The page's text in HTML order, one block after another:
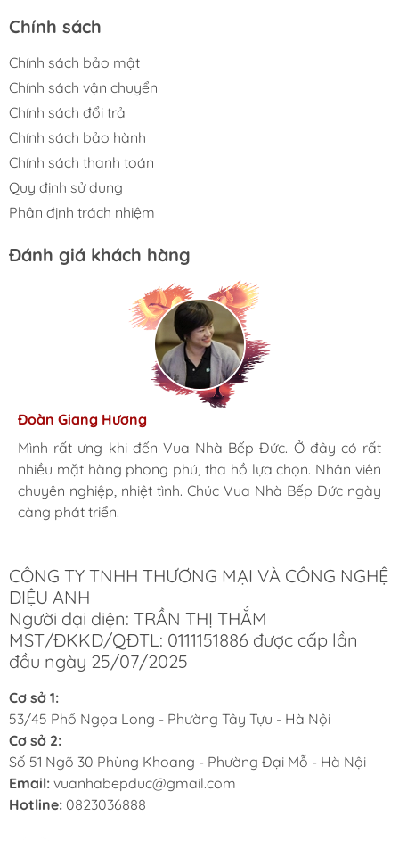
Chính sách
Chính sách bảo mật
Chính sách vận chuyển
Chính sách đổi trả
Chính sách bảo hành
Chính sách thanh toán
Quy định sử dụng
Phân định trách nhiệm
Đánh giá khách hàng
Hương Suri
Mình rất ưng khi đến Vua Nhà Bếp Đức. Ở đây có rất
nhiều mặt hàng phong phú, tha hồ lựa chọn. Nhân viên
chuyên nghiệp, nhiệt tình. Chúc Vua Nhà Bếp Đức ngày
càng phát triển.
Đoàn Giang Hương
Mình rất ưng khi đến Vua Nhà Bếp Đức. Ở đây có rất
nhiều mặt hàng phong phú, tha hồ lựa chọn. Nhân viên
chuyên nghiệp, nhiệt tình. Chúc Vua Nhà Bếp Đức ngày
càng phát triển.
Ngọc Anh
Mình rất ưng khi đến Vua Nhà Bếp Đức. Ở đây có rất
nhiều mặt hàng phong phú, tha hồ lựa chọn. Nhân viên
chuyên nghiệp, nhiệt tình. Chúc Vua Nhà Bếp Đức ngày
càng phát triển.
CÔNG TY TNHH THƯƠNG MẠI VÀ CÔNG NGHỆ
DIỆU ANH
Người đại diện: TRẦN THỊ THẮM
MST/ĐKKD/QĐTL: 0111151886 được cấp lần
đầu ngày 25/07/2025
Cơ sở 1:
53/45 Phố Ngọa Long - Phường Tây Tựu - Hà Nội
Cơ sở 2:
Số 51 Ngõ 30 Phùng Khoang - Phường Đại Mỗ - Hà Nội
Email: vuanhabepduc@gmail.com
Hotline: 0823036888